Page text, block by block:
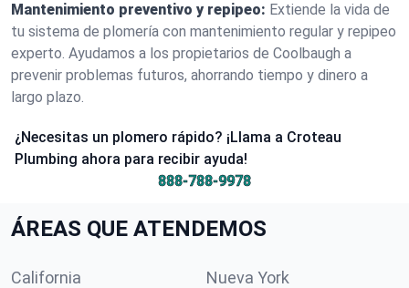
Mantenimiento preventivo y repipeo: Extiende la vida de
tu sistema de plomería con mantenimiento regular y repipeo
experto. Ayudamos a los propietarios de Coolbaugh a
prevenir problemas futuros, ahorrando tiempo y dinero a
largo plazo.
¿Necesitas un plomero rápido? ¡Llama a Croteau
Plumbing ahora para recibir ayuda!
888-788-9978
ÁREAS QUE ATENDEMOS
California Nueva York